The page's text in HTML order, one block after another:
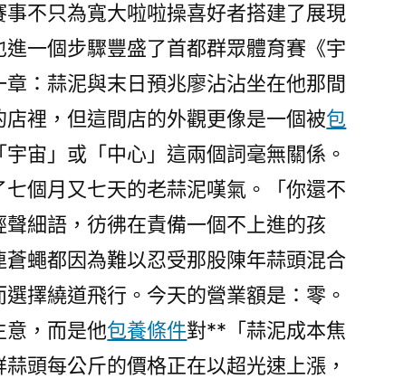
不只為寬大啦啦操喜好者搭建了展現
一個步驟豐盛了首都群眾體育賽《宇
：蒜泥與末日預兆廖沾沾坐在他那間
裡，但這間店的外觀更像是一個被包
宙」或「中心」這兩個詞毫無關係。
個月又七天的老蒜泥嘆氣。「你還不
細語，彷彿在責備一個不上進的孩
蠅都因為難以忍受那股陳年蒜頭混合
擇繞道飛行。今天的營業額是：零。
意，而是他包養條件對**「蒜泥成本焦
頭每公斤的價格正在以超光速上漲，